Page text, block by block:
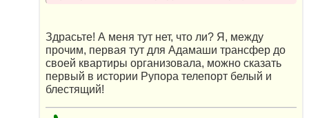
Здрасьте! А меня тут нет, что ли? Я, между
прочим, первая тут для Адамаши трансфер до
своей квартиры организовала, можно сказать
первый в истории Рупора телепорт белый и
блестящий!